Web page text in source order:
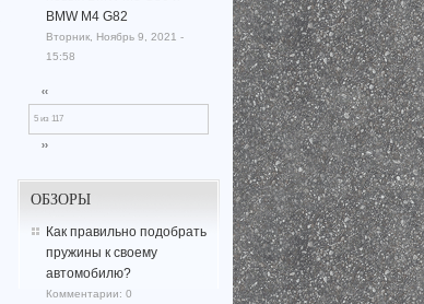
BMW M4 G82
Вторник, Ноябрь 9, 2021 -
15:58
‹‹
5 из 117
››
ОБЗОРЫ
Как правильно подобрать
пружины к своему
автомобилю?
Комментарии: 0